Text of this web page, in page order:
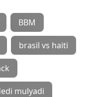
BBM
brasil vs haiti
mulyadi